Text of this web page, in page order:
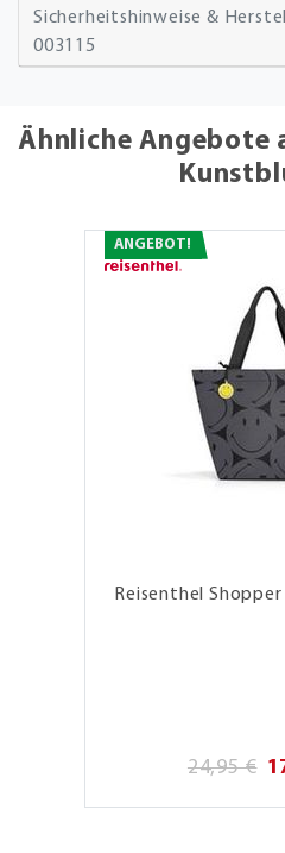
Sicherheitshinweise &
003115
Ähnliche Angebote
ANGEBOT!
Reisenthel
24,95 €